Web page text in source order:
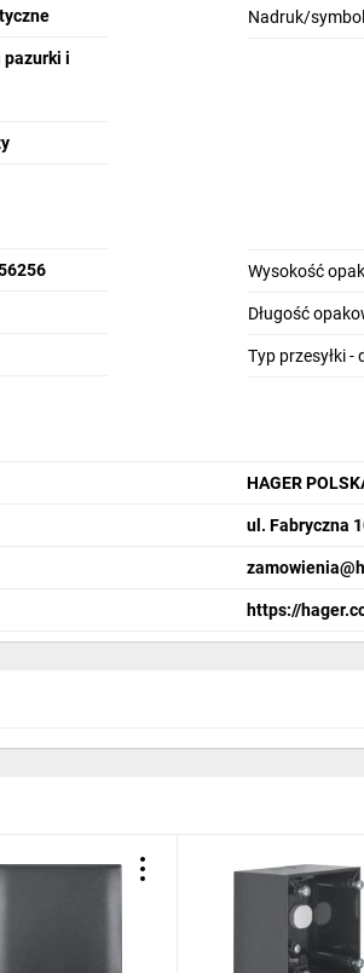
pazurki i
Nadruk/symbol
Wysokość
Długość
Typ przesyłki
HAGER
ul. Fabryczna
https://